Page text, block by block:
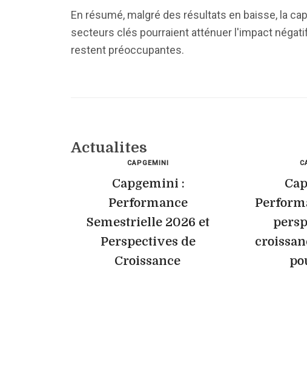
En résumé, malgré des résultats en baisse, la
secteurs clés pourraient atténuer l'impact
restent préoccupantes.
Actualites
CAPGEMINI
Capgemini :
Performance
Semestrielle 2026 et
Perspectives de
Croissance